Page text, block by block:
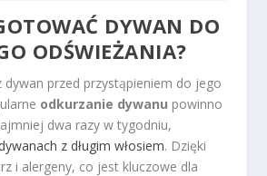
DYWAN DO
ODŚWIEŻANIA?
dywan przed przystąpieniem do jego
odkurzanie dywanu powinno
dwa razy w tygodniu,
dywanach z długim włosiem. Dzięki
i alergeny, co jest kluczowe dla